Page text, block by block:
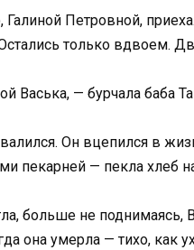
Петровной,
только вдвоем.
Васька, — бурчала баба
Он вцепился в
пекарней — пекла хлеб
больше не
она умерла — тихо, как